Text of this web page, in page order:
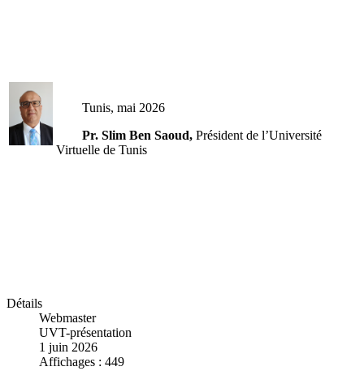
Tunis, mai 2026
Pr. Slim Ben Saoud, Président de l’Université
Virtuelle de Tunis
Détails
Webmaster
UVT-présentation
1 juin 2026
Affichages : 449